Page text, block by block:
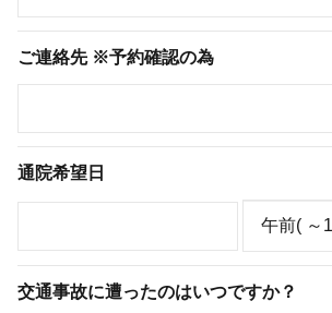
ご連絡先 ※予約確認の為
通院希望日
交通事故に遭ったのはいつですか？